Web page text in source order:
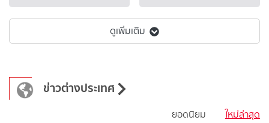
ดูเพิ่มเติม
ข่าวต่างประเทศ
ใหม่ล่าสุด
ยอดนิยม